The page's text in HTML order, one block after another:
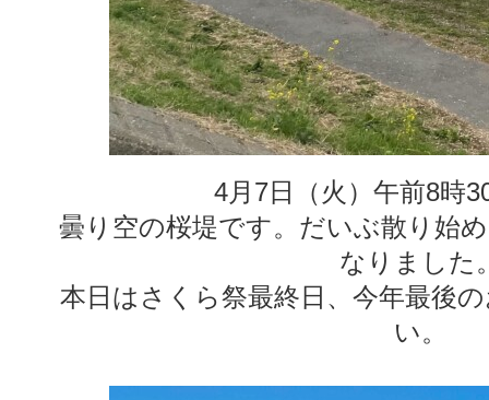
4月7日（火）午前8時
曇り空の桜堤です。だいぶ散り始
なりました
本日はさくら祭最終日、今年最後
い。